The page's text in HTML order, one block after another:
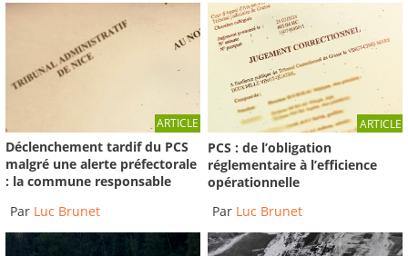
ARTICLE
Déclenchement tardif du PCS
malgré une alerte préfectorale
: la commune responsable
Par Luc Brunet
ARTICLE
PCS : de l’obligation
réglementaire à l’efficience
opérationnelle
Par Luc Brunet